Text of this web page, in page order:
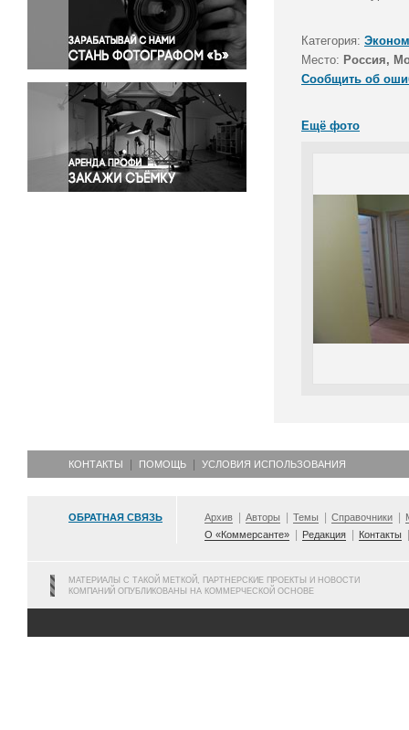
Правосудие
Происшествия и конфликты
Религия
Светская жизнь
Спорт
Экология
Экономика и бизнес
Категория:
Место: Россия,
Сообщить об
Ещё фото
КОНТАКТЫ ПОМОЩЬ УСЛОВИЯ ИСПОЛЬЗОВАНИЯ
ОБРАТНАЯ СВЯЗЬ Архив Авторы Темы Справочники
О «Коммерсанте»
Редакция Контакты
МАТЕРИАЛЫ С ТАКОЙ МЕТКОЙ, ПАРТНЕРСКИЕ ПРОЕКТЫ И НОВОСТИ
КОМПАНИЙ ОПУБЛИКОВАНЫ НА КОММЕРЧЕСКОЙ ОСНОВЕ